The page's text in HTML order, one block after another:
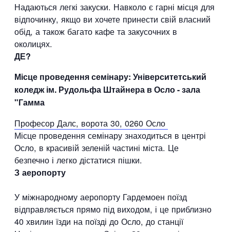
Надаються легкі закуски. Навколо є гарні місця для
відпочинку, якщо ви хочете принести свій власний
обід, а також багато кафе та закусочних в
околицях.
ДЕ?
Місце проведення семінару: Університетський
коледж ім. Рудольфа Штайнера в Осло - зала
"Гамма
Професор Далс, ворота 30, 0260 Осло
Місце проведення семінару знаходиться в центрі
Осло, в красивій зеленій частині міста. Це
безпечно і легко дістатися пішки.
З аеропорту
У міжнародному аеропорту Гардемоен поїзд
відправляється прямо під виходом, і це приблизно
40 хвилин їзди на поїзді до Осло, до станції